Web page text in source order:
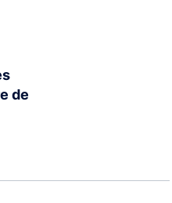
de